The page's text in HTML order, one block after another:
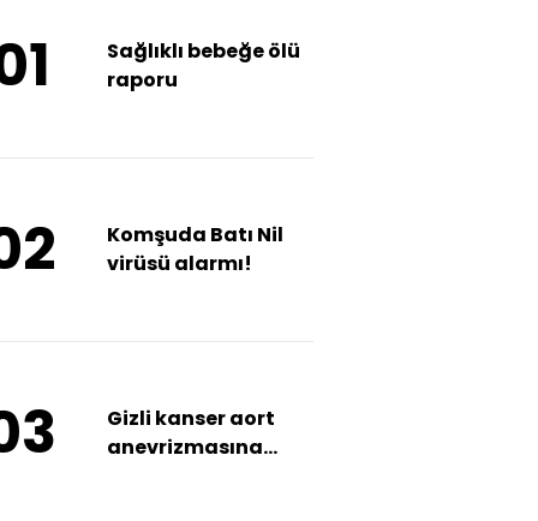
Sağlıklı bebeğe ölü
raporu
Komşuda Batı Nil
virüsü alarmı!
Gizli kanser aort
anevrizmasına